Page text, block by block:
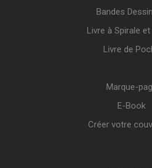
Bandes
Livre à Spirale
Livre de
Marque-
E-Book
Créer votre